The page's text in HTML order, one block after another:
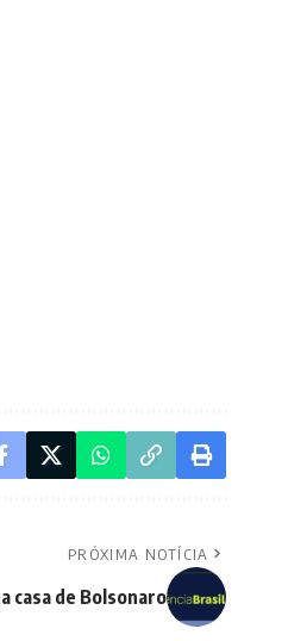
PRÓXIMA NOTÍCIA
casa de Bolsonaro